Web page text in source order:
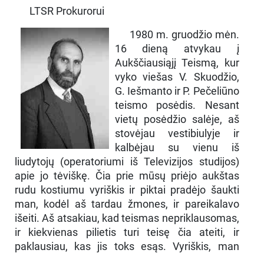
LTSR Prokurorui
1980 m. gruodžio mėn.
16 dieną atvykau į
Aukščiausiąjį Teismą, kur
vyko viešas V. Skuodžio,
G. Iešmanto ir P. Pečeliūno
teismo posėdis. Nesant
vietų posėdžio salėje, aš
stovėjau vestibiulyje ir
kalbėjau su vienu iš
liudytojų (operatoriumi iš Televizijos studijos)
apie jo tėviškę. Čia prie mūsų priėjo aukštas
rudu kostiumu vyriškis ir piktai pradėjo šaukti
man, kodėl aš tardau žmones, ir pareikalavo
išeiti. Aš atsakiau, kad teismas nepriklausomas,
ir kiekvienas pilietis turi teisę čia ateiti, ir
paklausiau, kas jis toks esąs. Vyriškis, man